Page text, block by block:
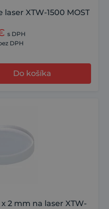
XTW-1500 MOST
s DPH
DPH
Do košíka
2 mm na laser XTW-